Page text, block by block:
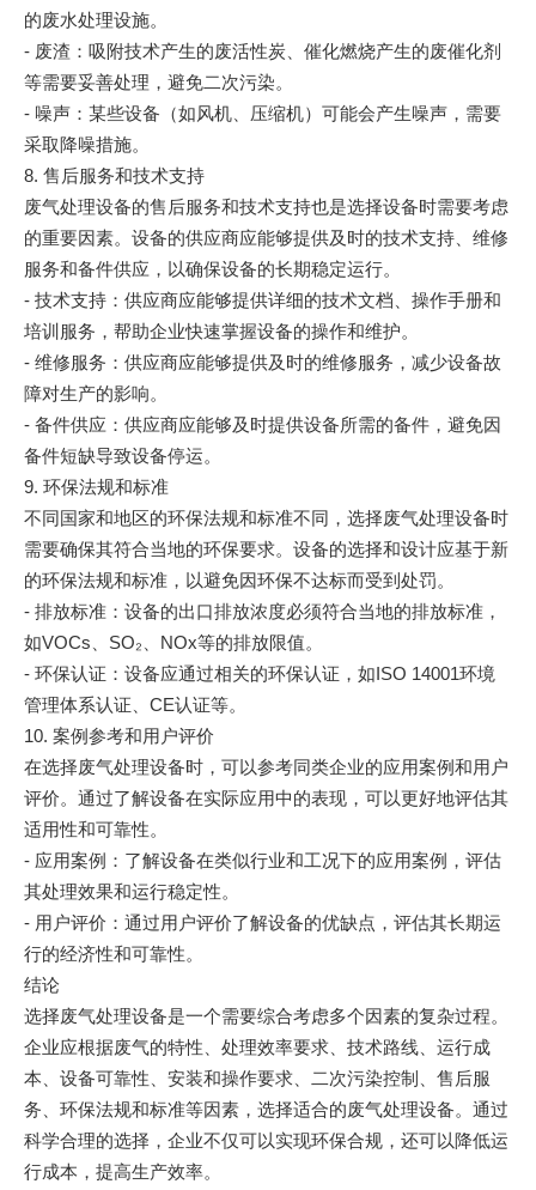
的废水处理设施。
- 废渣：吸附技术产生的废活性炭、催化燃烧产生的废催化剂
等需要妥善处理，避免二次污染。
- 噪声：某些设备（如风机、压缩机）可能会产生噪声，需要
采取降噪措施。
8. 售后服务和技术支持
废气处理设备的售后服务和技术支持也是选择设备时需要考虑
的重要因素。设备的供应商应能够提供及时的技术支持、维修
服务和备件供应，以确保设备的长期稳定运行。
- 技术支持：供应商应能够提供详细的技术文档、操作手册和
培训服务，帮助企业快速掌握设备的操作和维护。
- 维修服务：供应商应能够提供及时的维修服务，减少设备故
障对生产的影响。
- 备件供应：供应商应能够及时提供设备所需的备件，避免因
备件短缺导致设备停运。
9. 环保法规和标准
不同国家和地区的环保法规和标准不同，选择废气处理设备时
需要确保其符合当地的环保要求。设备的选择和设计应基于新
的环保法规和标准，以避免因环保不达标而受到处罚。
- 排放标准：设备的出口排放浓度必须符合当地的排放标准，
如VOCs、SO₂、NOx等的排放限值。
- 环保认证：设备应通过相关的环保认证，如ISO 14001环境
管理体系认证、CE认证等。
10. 案例参考和用户评价
在选择废气处理设备时，可以参考同类企业的应用案例和用户
评价。通过了解设备在实际应用中的表现，可以更好地评估其
适用性和可靠性。
- 应用案例：了解设备在类似行业和工况下的应用案例，评估
其处理效果和运行稳定性。
- 用户评价：通过用户评价了解设备的优缺点，评估其长期运
行的经济性和可靠性。
结论
选择废气处理设备是一个需要综合考虑多个因素的复杂过程。
企业应根据废气的特性、处理效率要求、技术路线、运行成
本、设备可靠性、安装和操作要求、二次污染控制、售后服
务、环保法规和标准等因素，选择适合的废气处理设备。通过
科学合理的选择，企业不仅可以实现环保合规，还可以降低运
行成本，提高生产效率。